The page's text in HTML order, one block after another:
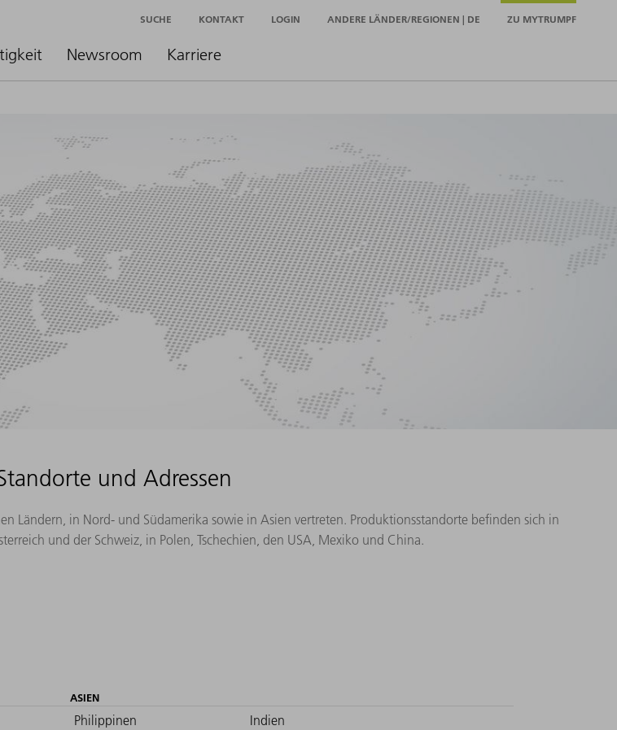
Newsroom Karriere
SUCHE KONTAKT LOGIN ANDERE LÄNDER/REGIONEN | DE ZU MYTRUMPF
und Adressen
Ländern, in Nord- und Südamerika sowie in Asien vertreten. Produktionsstandorte befinden sich in
und der Schweiz, in Polen, Tschechien, den USA, Mexiko und China.
ASIEN
Philippinen
Indien